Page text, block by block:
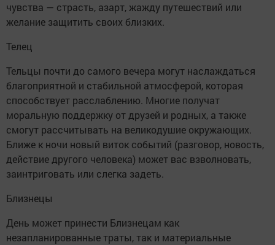
чувства — страсть, азарт, жажду путешествий или
желание защитить своих близких.
Телец
Тельцы почти до самого вечера могут наслаждаться
благоприятной и стабильной атмосферой, которая
способствует расслаблению. Многие получат
моральную поддержку от друзей и родных, а также
смогут рассчитывать на великодушие окружающих.
Ближе к ночи новый виток событий (разговор, новость,
действие другого человека) может вас взволновать,
заинтриговать или слегка задеть.
Близнецы
День может принести Близнецам как
незапланированные траты, так и материальные